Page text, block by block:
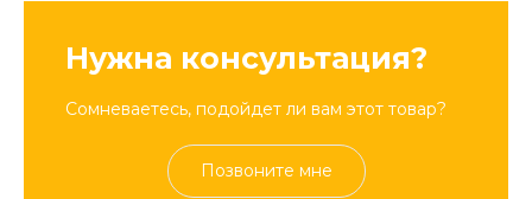
Нужна консультация?
Сомневаетесь, подойдет ли вам этот товар?
Позвоните мне